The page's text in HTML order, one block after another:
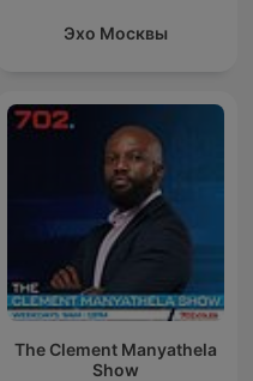
Эхо Москвы
The Clement Manyathela
Show